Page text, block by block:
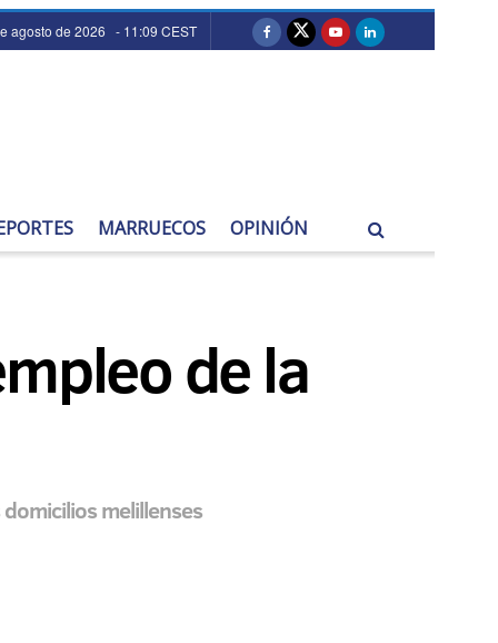
agosto de 2026 - 11:09 CEST
MARRUECOS OPINIÓN
de la
melillenses